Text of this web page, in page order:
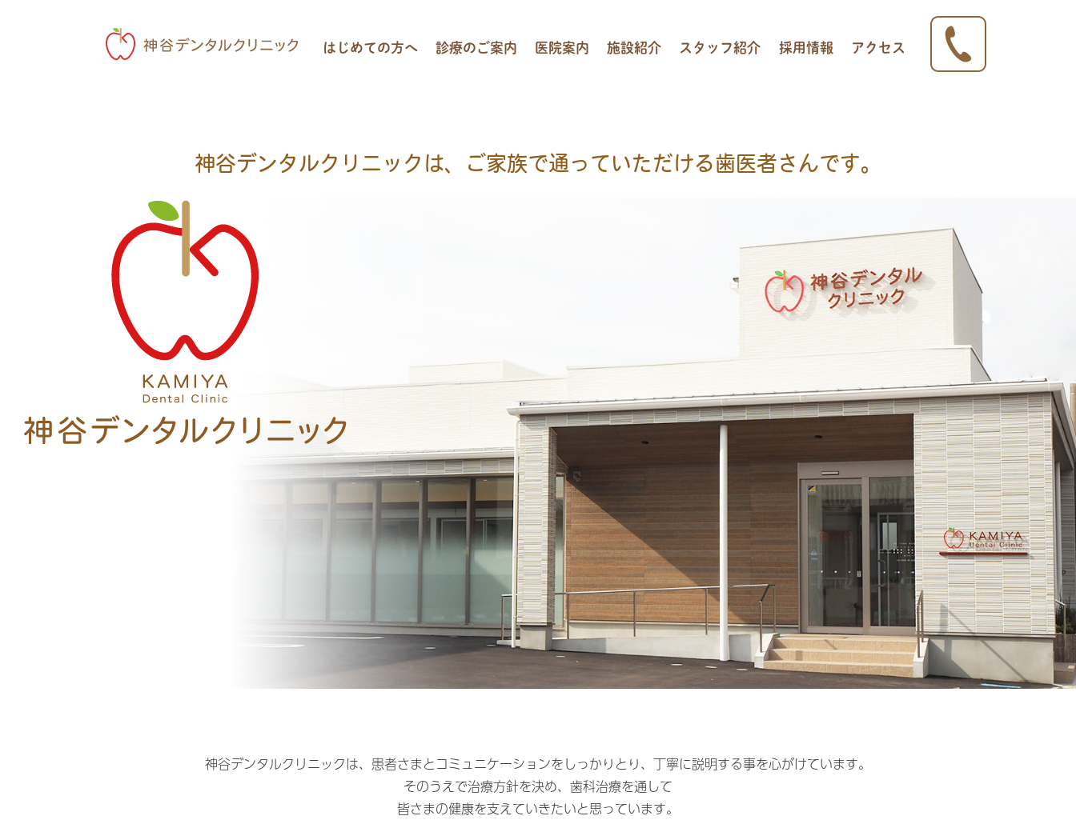
はじめての方へ 診療のご案内
ホワイトニング
入れ歯（義歯）
インプラント
医院案内 施設紹介 スタッフ紹介 採用情報 アクセス
神谷デンタルクリニックは、 ご家族で通っていただける歯医者さんです。
神谷デンタルクリニックは、患者さまとコミュニケーションをしっかりとり、 丁寧に説明する事を心がけています。
そのうえで治療方針を決め、歯科治療を通して
皆さまの健康を支えていきたいと思っています。